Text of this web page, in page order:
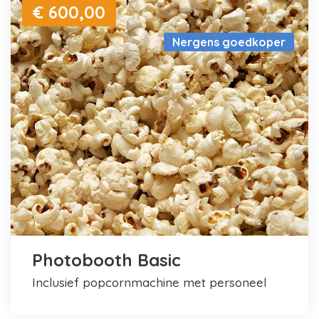
Nergens goedkoper
€ 600,00
Photobooth Basic
inclusief popcornmachine met personeel